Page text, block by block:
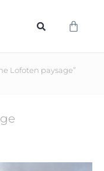
Lofoten paysage”